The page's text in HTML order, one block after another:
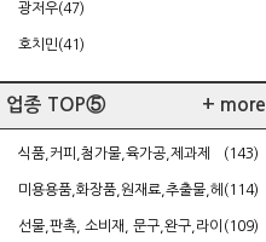
광저우(47)
호치민(41)
업종 TOP⑤ + more
식품,커피,첨가물,육가공,제과제
(143)
미용용품,화장품,원재료,추출물,헤 (114)
선물,판촉, 소비재, 문구,완구,라이 (109)